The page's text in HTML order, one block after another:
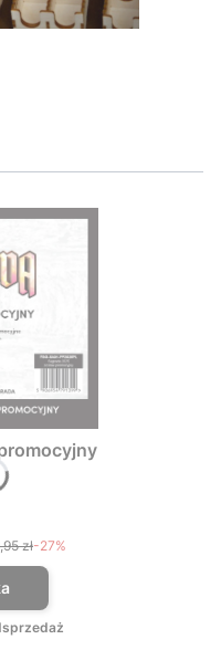
zł-27%